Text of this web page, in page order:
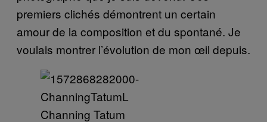
premiers clichés démontrent un certain
amour de la composition et du spontané. Je
voulais montrer l’évolution de mon œil depuis.
Channing Tatum